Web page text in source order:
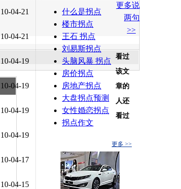
转发至： 白社会 百度i贴吧
10-04-21
10-04-21
10-04-19
10-04-19
10-04-19
10-04-19
10-04-17
10-04-15
什么是拐点
楼市拐点
王石 拐点
刘易斯拐点
头脑风暴 拐点
房价拐点
房地产拐点
大盘拐点预测
女性婚恋拐点
拐点作文
更多说
两句
>>
更多 >>
看过
该文
章的
人还
看过